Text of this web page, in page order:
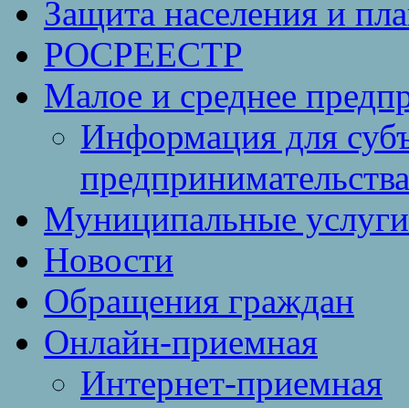
Защита населения и
РОСРЕЕСТР
Малое и среднее
Информация для
предпринимательства
Муниципальные
Новости
Обращения граждан
Онлайн-приемная
Интернет-приемная